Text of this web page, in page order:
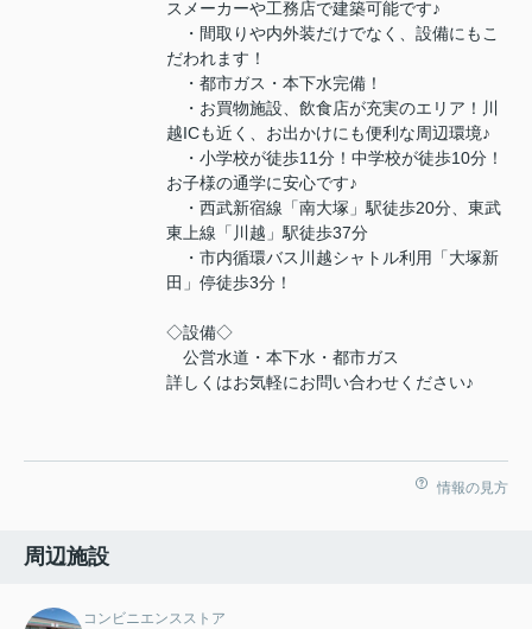
スメーカーや工務店で建築可能です♪
・間取りや内外装だけでなく、設備にもこ
だわれます！
・都市ガス・本下水完備！
・お買物施設、飲食店が充実のエリア！川
越ICも近く、お出かけにも便利な周辺環境♪
・小学校が徒歩11分！中学校が徒歩10分！
お子様の通学に安心です♪
・西武新宿線「南大塚」駅徒歩20分、東武
東上線「川越」駅徒歩37分
・市内循環バス川越シャトル利用「大塚新
田」停徒歩3分！
◇設備◇
公営水道・本下水・都市ガス
詳しくはお気軽にお問い合わせください♪
情報の見方
周辺施設
コンビニエンスストア